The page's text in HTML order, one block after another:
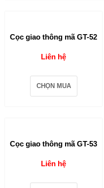
Cọc giao thông mã GT-52
Liên hệ
CHỌN MUA
Cọc giao thông mã GT-53
Liên hệ